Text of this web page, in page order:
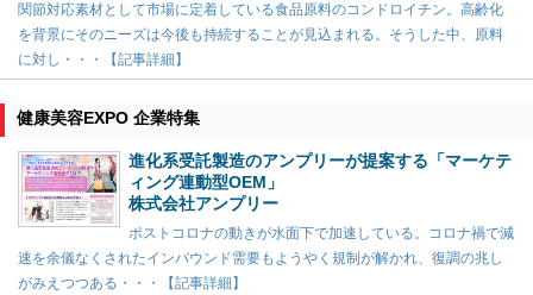
関節対応素材として市場に定着している食品原料のコンドロイチン。高齢化
を背景にそのニーズは今後も持続することが見込まれる。そうした中、原料
に対し・・・【記事詳細】
健康美容EXPO 企業特集
進化系受託製造のアンプリーが提案する「マーケテ
ィング連動型OEM」
株式会社アンプリー
ポストコロナの動きが水面下で加速している。コロナ禍で減
速を余儀なくされたインバウンド需要もようやく規制が解かれ、復調の兆し
がみえつつある・・・【記事詳細】